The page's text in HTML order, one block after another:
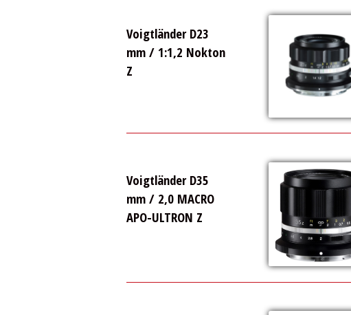
Voigtländer D23
mm / 1:1,2 Nokton
Z
Voigtländer D35
mm / 2,0 MACRO
APO-ULTRON Z